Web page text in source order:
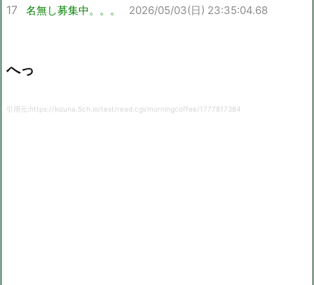
17 名無し募集中。。。 2026/05/03(日) 23:35:04.68
へっ
引用元:https://kizuna.5ch.io/test/read.cgi/morningcoffee/1777817384